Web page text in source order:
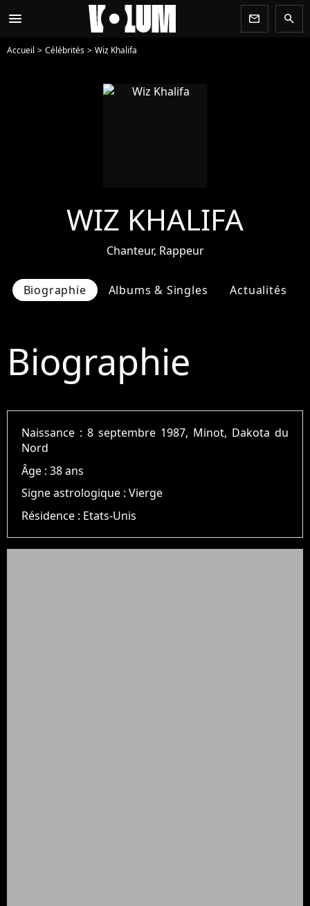
menu newsletter search
Accueil Célébrités Wiz Khalifa
WIZ KHALIFA
Chanteur, Rappeur
Biographie Albums & Singles Actualités
Biographie
Naissance :8 septembre 1987, Minot, Dakota du
Nord
Âge :38 ans
Signe astrologique :Vierge
Résidence : Etats-Unis